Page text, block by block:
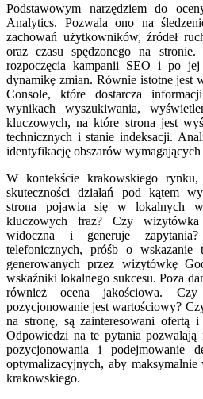
Podstawowym narzędziem do
Analytics. Pozwala ono na
zachowań użytkowników, źródeł
oraz czasu spędzonego na stronie.
rozpoczęcia kampanii SEO i po
dynamikę zmian. Równie istotne jest
Console, które dostarcza
wynikach wyszukiwania,
kluczowych, na które strona jest
technicznych i stanie indeksacji.
identyfikację obszarów
W kontekście krakowskiego
skuteczności działań pod kątem
strona pojawia się w lokalnych
kluczowych fraz? Czy
widoczna i generuje
telefonicznych, próśb o
generowanych przez wizytówkę
wskaźniki lokalnego sukcesu. Poza
również ocena jakościowa.
pozycjonowanie jest wartościowy?
na stronę, są zainteresowani ofertą
Odpowiedzi na te pytania pozwalają
pozycjonowania i podejmowanie
optymalizacyjnych, aby maksymalnie
krakowskiego.